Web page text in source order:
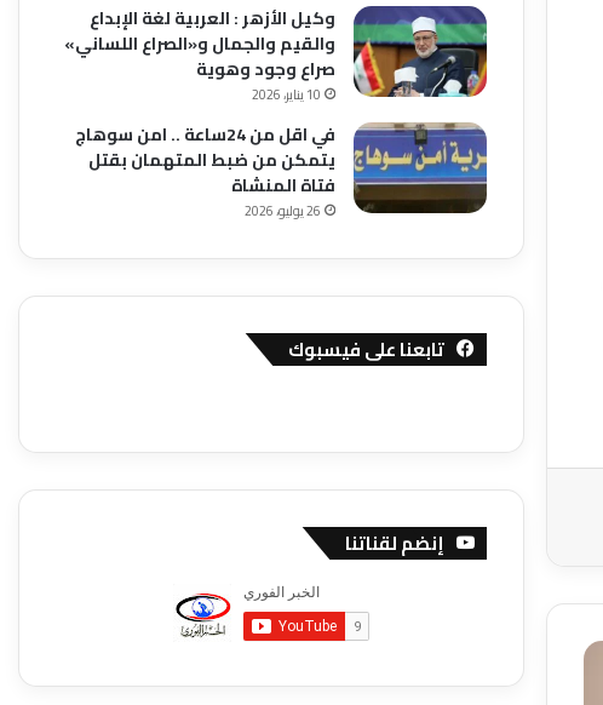
وكيل الأزهر : العربية لغة الإبداع
والقيم والجمال و«الصراع اللساني»
صراع وجود وهوية
10 يناير، 2026
في اقل من 24ساعة .. امن سوهاج
يتمكن من ضبط المتهمان بقتل
فتاة المنشاة
26 يوليو، 2026
تابعنا على فيسبوك
إنضم لقناتنا